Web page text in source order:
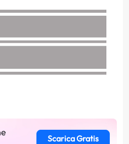
Scarica Gratis